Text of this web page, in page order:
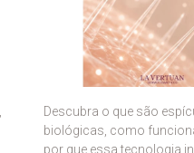
Descubra o que são
biológicas, como
por que essa tecnologia